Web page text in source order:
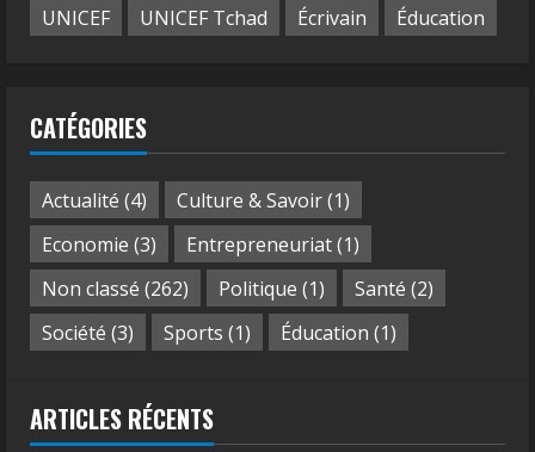
UNICEF
UNICEF Tchad Écrivain Éducation
CATÉGORIES
Actualité (4) Culture & Savoir(1)
Economie (3) Entrepreneuriat(1)
Non classé (262) Politique (1) Santé (2)
Société (3) Sports (1) Éducation (1)
ARTICLES RÉCENTS